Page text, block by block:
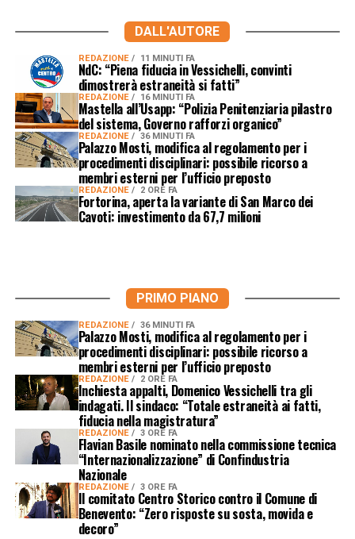
DALL'AUTORE
REDAZIONE 11 MINUTI FA
NdC: “Piena fiducia in Vessichelli, convinti
dimostrerà estraneità si fatti”
REDAZIONE 16 MINUTI FA
Mastella all’Usapp: “Polizia Penitenziaria pilastro
del sistema, Governo rafforzi organico”
REDAZIONE 36 MINUTI FA
Palazzo Mosti, modifica al regolamento per i
procedimenti disciplinari: possibile ricorso a
membri esterni per l’ufficio preposto
REDAZIONE 2 ORE FA
Fortorina, aperta la variante di San Marco dei
Cavoti: investimento da 67,7 milioni
PRIMO PIANO
REDAZIONE 36 MINUTI FA
Palazzo Mosti, modifica al regolamento per i
procedimenti disciplinari: possibile ricorso a
membri esterni per l’ufficio preposto
REDAZIONE 2 ORE FA
Inchiesta appalti, Domenico Vessichelli tra gli
indagati. Il sindaco: “Totale estraneità ai fatti,
fiducia nella magistratura”
REDAZIONE 3 ORE FA
Flavian Basile nominato nella commissione tecnica
“Internazionalizzazione” di Confindustria
Nazionale
REDAZIONE 3 ORE FA
Il comitato Centro Storico contro il Comune di
Benevento: “Zero risposte su sosta, movida e
decoro”